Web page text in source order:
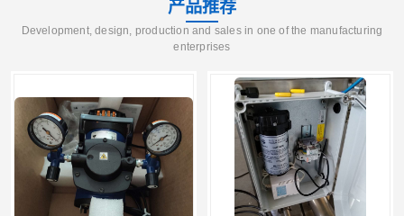
产品推荐
Development, design, production and sales in one of the manufacturing
enterprises